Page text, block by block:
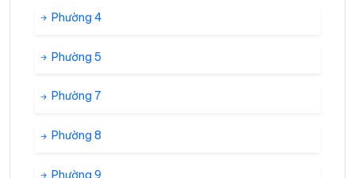
Phường 4
Phường 5
Phường 7
Phường 8
Phường 9